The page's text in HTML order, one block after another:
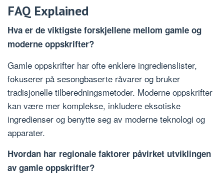
FAQ Explained
Hva er de viktigste forskjellene mellom gamle og
moderne oppskrifter?
Gamle oppskrifter har ofte enklere ingredienslister,
fokuserer på sesongbaserte råvarer og bruker
tradisjonelle tilberedningsmetoder. Moderne oppskrifter
kan være mer komplekse, inkludere eksotiske
ingredienser og benytte seg av moderne teknologi og
apparater.
Hvordan har regionale faktorer påvirket utviklingen
av gamle oppskrifter?